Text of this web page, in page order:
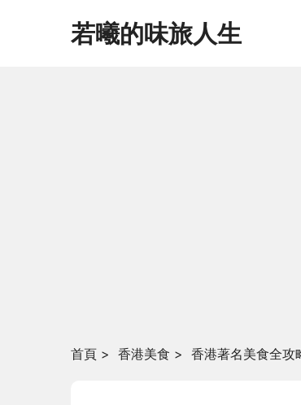
若曦的味旅人生
首頁 > 香港美食 > 香港著名美食全攻